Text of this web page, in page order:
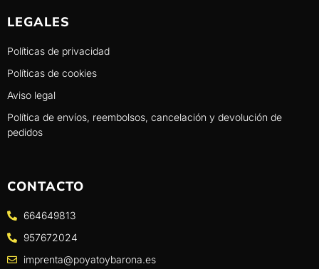
LEGALES
Políticas de privacidad
Políticas de cookies
Aviso legal
Política de envíos, reembolsos, cancelación y devolución de
pedidos
CONTACTO
664649813
957672024
imprenta@poyatoybarona.es